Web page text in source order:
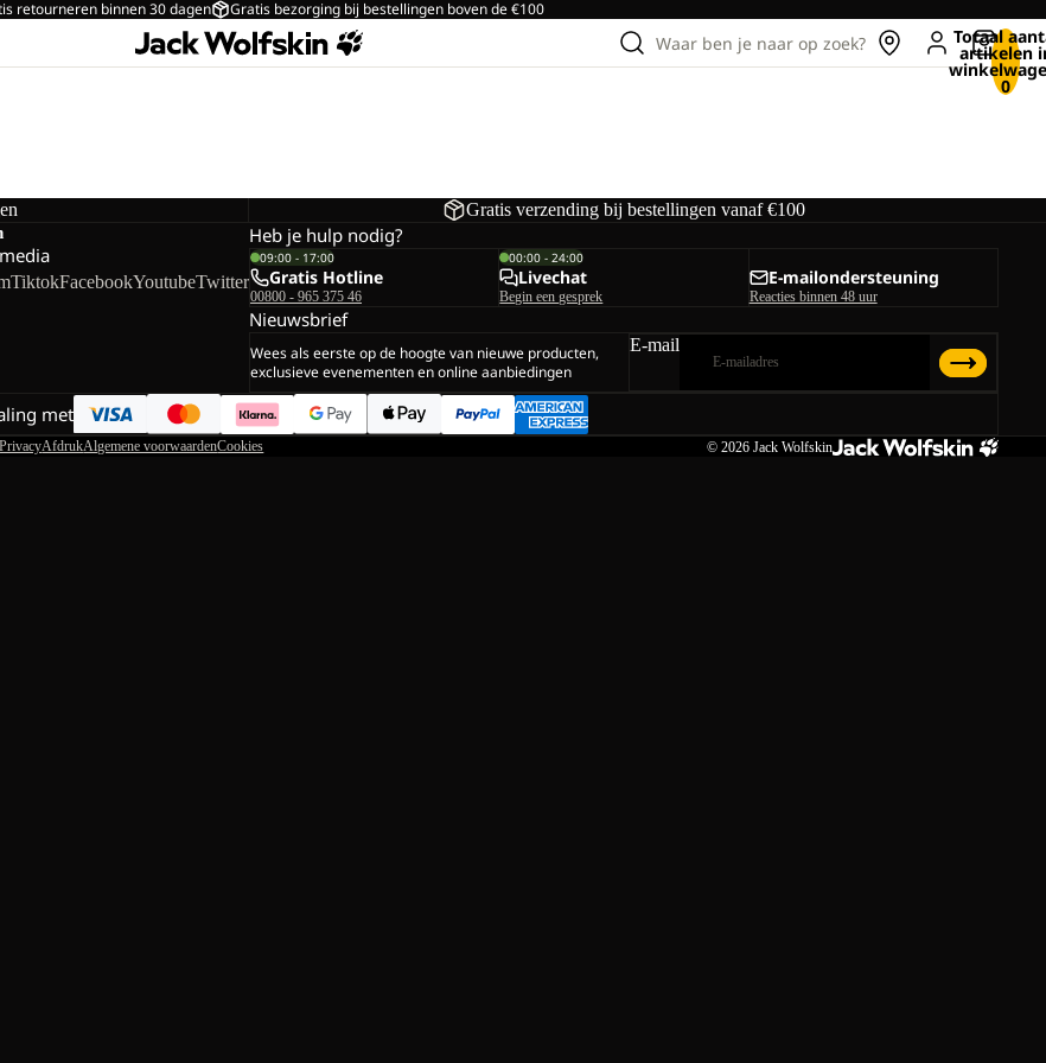
retourneren binnen 30 dagen Gratis bezorging bij bestellingen boven de €100
Waar ben je naar op zoek? Totaal
artikelen
0
Gratis verzending bij bestellingen vanaf €100
TiktokFacebookYoutubeTwitter
Heb je hulp nodig?
09:00 - 17:00
Gratis Hotline
00800 - 965 375 46
00:00 - 24:00
Livechat
Begin een gesprek
E-mailondersteuning
Reacties binnen 48 uur
Nieuwsbrief
Wees als eerste op de hoogte van nieuwe producten,
exclusieve evenementen en online aanbiedingen
E-mail
met
PrivacyAfdrukAlgemene voorwaardenCookies © 2026 Jack Wolfskin